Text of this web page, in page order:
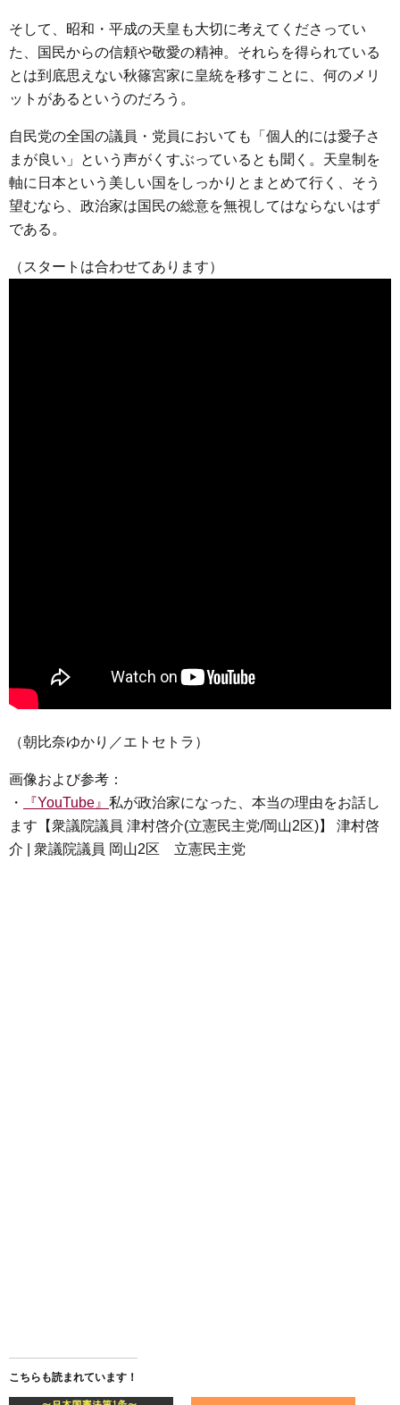
そして、昭和・平成の天皇も大切に考えてくださってい
た、国民からの信頼や敬愛の精神。それらを得られている
とは到底思えない秋篠宮家に皇統を移すことに、何のメリ
ットがあるというのだろう。
自民党の全国の議員・党員においても「個人的には愛子さ
まが良い」という声がくすぶっているとも聞く。天皇制を
軸に日本という美しい国をしっかりとまとめて行く、そう
望むなら、政治家は国民の総意を無視してはならないはず
である。
（スタートは合わせてあります）
（朝比奈ゆかり／エトセトラ）
画像および参考：
・
『YouTube』 私が政治家になった、本当の理由をお話し
ます【衆議院議員 津村啓介(立憲民主党/岡山2区)】 津村啓
介 | 衆議院議員 岡山2区 立憲民主党
こちらも読まれています！